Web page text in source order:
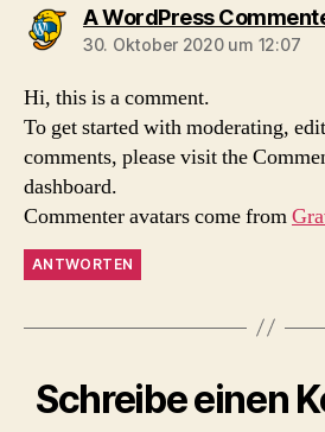
A WordPress
30. Oktober 2020 um 12:07
Hi, this is a comment.
To get started with moderating,
comments, please visit the
dashboard.
Commenter avatars come from
ANTWORTEN
Schreibe einen